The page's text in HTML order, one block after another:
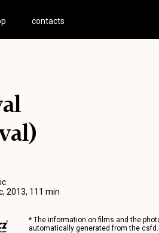
contacts
2013, 111 min
* The information on films and the
automatically generated from the